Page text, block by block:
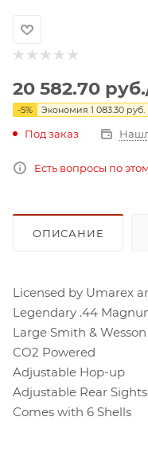
20 582.70 руб.
-5% Экономия 1 083.30 руб.
Под заказ
Есть вопросы по
ОПИСАНИЕ
Licensed by Umarex
Legendary .44
Large Smith &
CO2 Powered
Adjustable Hop-up
Adjustable Rear Sights
Comes with 6 Shells